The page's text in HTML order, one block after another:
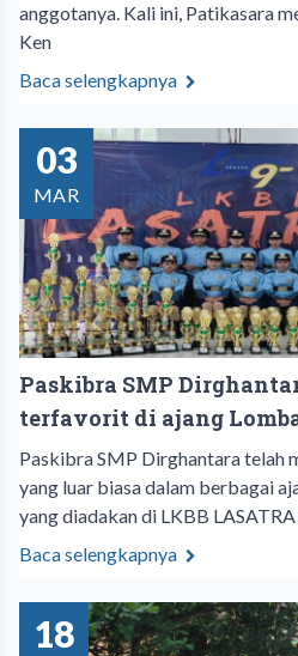
anggotanya. Kali ini, Patikasara
Ken
Baca selengkapnya
03
MAR
Paskibra SMP
terfavorit di ajang
Paskibra SMP Dirghantara telah
yang luar biasa dalam berbagai
yang diadakan di LKBB
Baca selengkapnya
18